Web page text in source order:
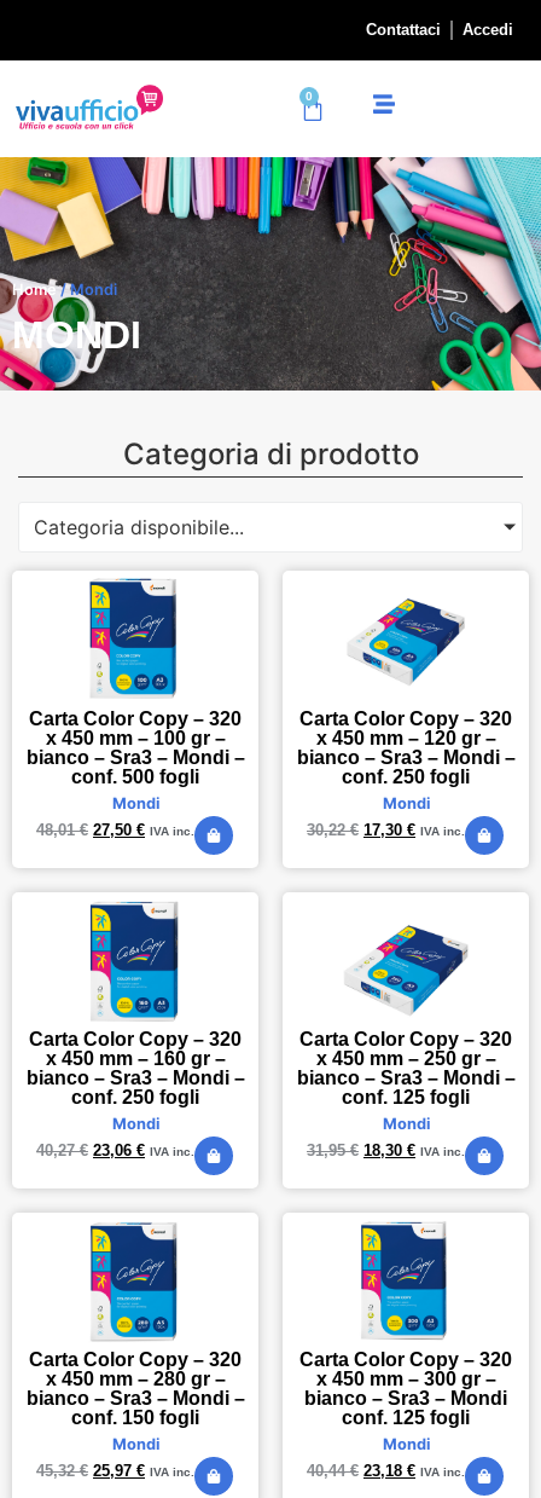
Contattaci Accedi
0
Home/ Mondi
MONDI
Categoria di prodotto
Categoria disponibile...
Carta Color Copy – 320
x 450 mm – 100 gr –
bianco – Sra3 – Mondi –
conf. 500 fogli
Mondi
48,01€ 27,50 € IVA inc.
Carta Color Copy – 320
x 450 mm – 120 gr –
bianco – Sra3 – Mondi –
conf. 250 fogli
Mondi
30,22€ 17,30 € IVA inc.
Carta Color Copy – 320
x 450 mm – 160 gr –
bianco – Sra3 – Mondi –
conf. 250 fogli
Mondi
40,27€ 23,06 € IVA inc.
Carta Color Copy – 320
x 450 mm – 250 gr –
bianco – Sra3 – Mondi –
conf. 125 fogli
Mondi
31,95€ 18,30 € IVA inc.
Carta Color Copy – 320
x 450 mm – 280 gr –
bianco – Sra3 – Mondi –
conf. 150 fogli
Mondi
45,32€ 25,97 € IVA inc.
Carta Color Copy – 320
x 450 mm – 300 gr –
bianco – Sra3 – Mondi
conf. 125 fogli
Mondi
40,44€ 23,18 € IVA inc.